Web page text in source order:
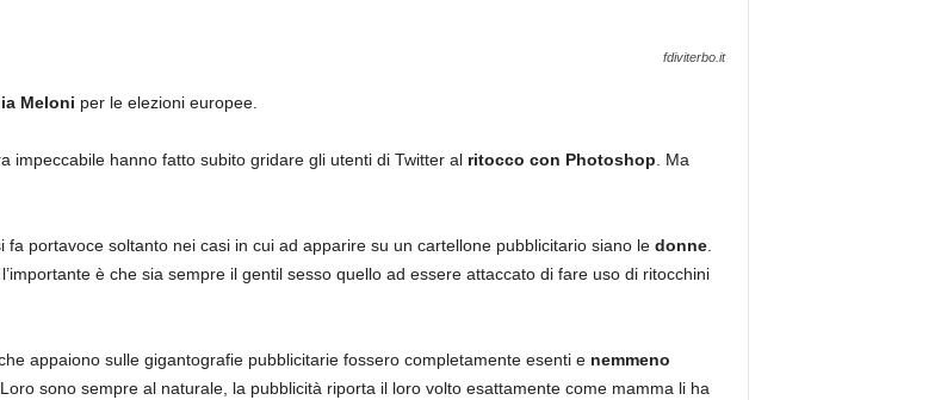
fdiviterbo.it
Meloni per le elezioni europee.
impeccabile hanno fatto subito gridare gli utenti di Twitter al ritocco con Photoshop . Ma
fa portavoce soltanto nei casi in cui ad apparire su un cartellone pubblicitario siano le donne.
è che sia sempre il gentil sesso quello ad essere attaccato di fare uso di ritocchini
appaiono sulle gigantografie pubblicitarie fossero completamente esenti e nemmeno
. Loro sono sempre al naturale, la pubblicità riporta il loro volto esattamente come mamma li ha